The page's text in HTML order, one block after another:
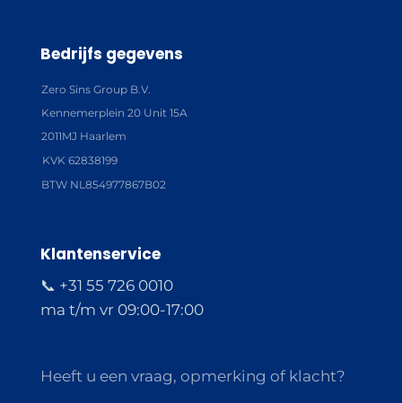
Bedrijfs gegevens
Zero Sins Group B.V.
Kennemerplein 20 Unit 15A
2011MJ Haarlem
KVK 62838199
BTW NL854977867B02
Klantenservice
📞 +31 55 726 0010
ma t/m vr 09:00-17:00
Heeft u een vraag, opmerking of klacht?